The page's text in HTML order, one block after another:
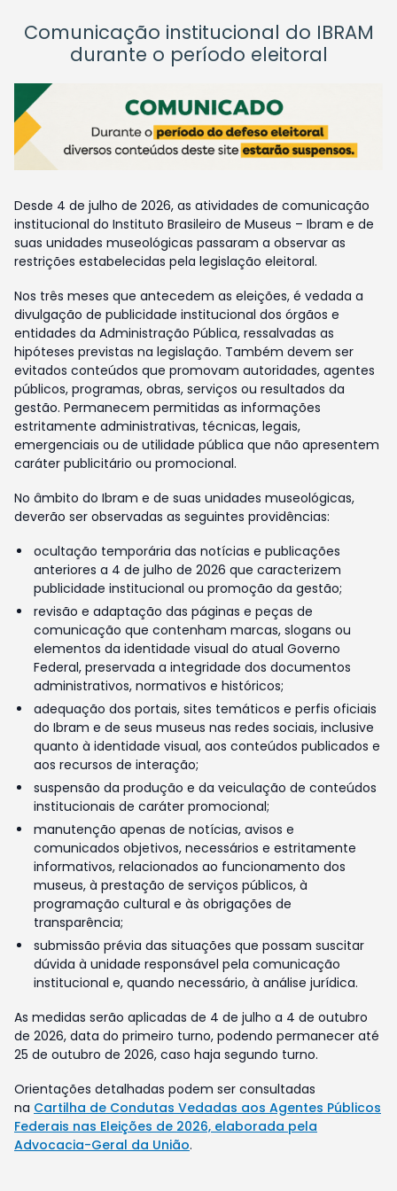
Comunicação institucional do IBRAM
durante o período eleitoral
Desde 4 de julho de 2026, as atividades de comunicação
institucional do Instituto Brasileiro de Museus – Ibram e de
suas unidades museológicas passaram a observar as
restrições estabelecidas pela legislação eleitoral.
Nos três meses que antecedem as eleições, é vedada a
divulgação de publicidade institucional dos órgãos e
entidades da Administração Pública, ressalvadas as
hipóteses previstas na legislação. Também devem ser
evitados conteúdos que promovam autoridades, agentes
públicos, programas, obras, serviços ou resultados da
gestão. Permanecem permitidas as informações
estritamente administrativas, técnicas, legais,
emergenciais ou de utilidade pública que não apresentem
caráter publicitário ou promocional.
No âmbito do Ibram e de suas unidades museológicas,
deverão ser observadas as seguintes providências:
ocultação temporária das notícias e publicações
anteriores a 4 de julho de 2026 que caracterizem
publicidade institucional ou promoção da gestão;
revisão e adaptação das páginas e peças de
comunicação que contenham marcas, slogans ou
elementos da identidade visual do atual Governo
Federal, preservada a integridade dos documentos
administrativos, normativos e históricos;
adequação dos portais, sites temáticos e perfis oficiais
do Ibram e de seus museus nas redes sociais, inclusive
quanto à identidade visual, aos conteúdos publicados e
aos recursos de interação;
suspensão da produção e da veiculação de conteúdos
institucionais de caráter promocional;
manutenção apenas de notícias, avisos e
comunicados objetivos, necessários e estritamente
informativos, relacionados ao funcionamento dos
museus, à prestação de serviços públicos, à
programação cultural e às obrigações de
transparência;
submissão prévia das situações que possam suscitar
dúvida à unidade responsável pela comunicação
institucional e, quando necessário, à análise jurídica.
As medidas serão aplicadas de 4 de julho a 4 de outubro
de 2026, data do primeiro turno, podendo permanecer até
25 de outubro de 2026, caso haja segundo turno.
Orientações detalhadas podem ser consultadas
na Cartilha de Condutas Vedadas aos Agentes Públicos
Federais nas Eleições de 2026, elaborada pela
Advocacia-Geral da União.